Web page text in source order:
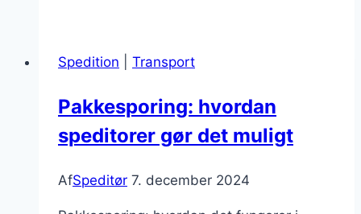
påvirker
Spedition Transport
Pakkesporing: hvordan
speditorer gør det muligt
AfSpeditør 7. december 2024